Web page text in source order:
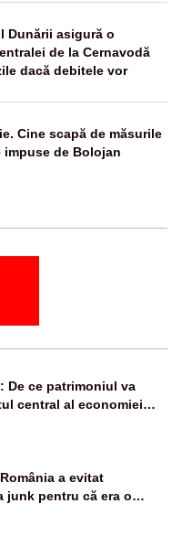
Dunării asigură o
de la Cernavodă
dacă debitele vor
Cine scapă de măsurile
impuse de Bolojan
De ce patrimoniul va
central al economiei
a evitat
junk pentru că era o
bănci și fondurile de